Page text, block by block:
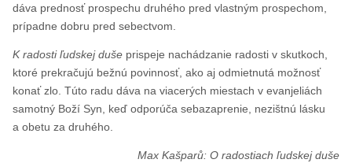
dáva prednosť prospechu druhého pred vlastným prospechom,
prípadne dobru pred sebectvom.
K radosti ľudskej duše prispeje nachádzanie radosti v skutkoch,
ktoré prekračujú bežnú povinnosť, ako aj odmietnutá možnosť
konať zlo. Túto radu dáva na viacerých miestach v evanjeliách
samotný Boží Syn, keď odporúča sebazaprenie, nezištnú lásku
a obetu za druhého.
Max Kašparů: O radostiach ľudskej duše